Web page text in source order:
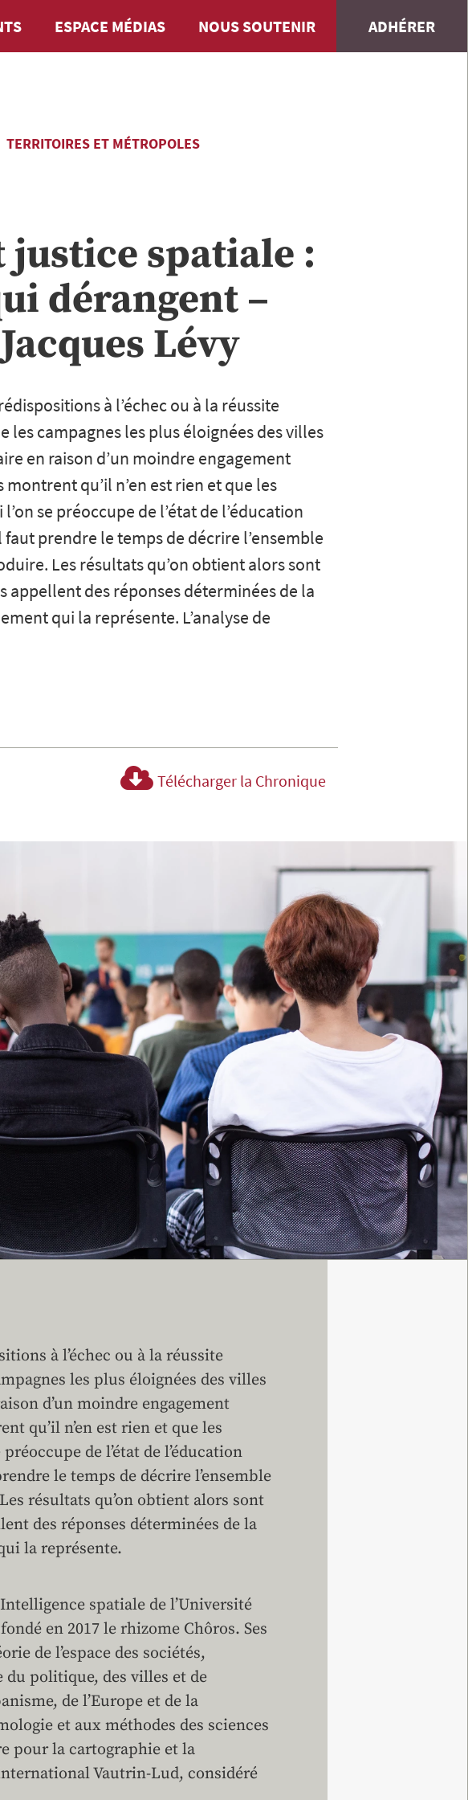
ESPACE MÉDIAS NOUS SOUTENIR ADHÉRER
TERRITOIRES ET MÉTROPOLES
justice spatiale :
dérangent –
Lévy
à l’échec ou à la réussite
les campagnes les plus éloignées des villes
en raison d’un moindre engagement
qu’il n’en est rien et que les
se préoccupe de l’état de l’éducation
prendre le temps de décrire l’ensemble
Les résultats qu’on obtient alors sont
appellent des réponses déterminées de la
qui la représente. L’analyse de
Télécharger la Chronique
à l’échec ou à la réussite
les plus éloignées des villes
d’un moindre engagement
qu’il n’en est rien et que les
de l’état de l’éducation
le temps de décrire l’ensemble
résultats qu’on obtient alors sont
des réponses déterminées de la
la représente.
spatiale de l’Université
en 2017 le rhizome Chôros. Ses
de l’espace des sociétés,
du politique, des villes et de
de l’Europe et de la
et aux méthodes des sciences
pour la cartographie et la
Vautrin-Lud, considéré